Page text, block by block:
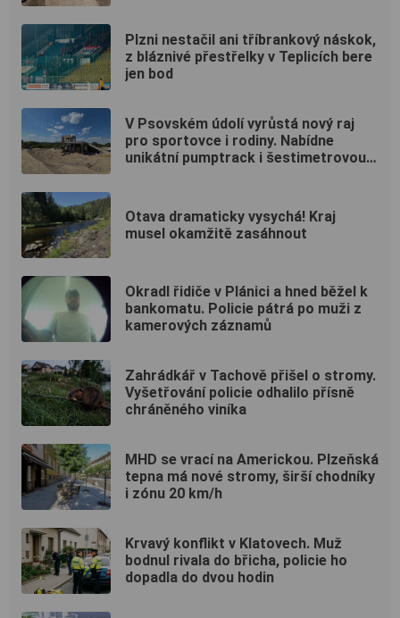
Plzni nestačil ani tříbrankový náskok,
z bláznivé přestřelky v Teplicích bere
jen bod
V Psovském údolí vyrůstá nový raj
pro sportovce i rodiny. Nabídne
unikátní pumptrack i šestimetrovou
Otava dramaticky vysychá! Kraj
musel okamžitě zasáhnout
Okradl řidiče v Plánici a hned běžel k
bankomatu. Policie pátrá po muži z
kamerových záznamů
Zahrádkář v Tachově přišel o stromy.
Vyšetřování policie odhalilo přísně
chráněného viníka
MHD se vrací na Americkou. Plzeňská
tepna má nové stromy, širší chodníky
i zónu 20 km/h
Krvavý konflikt v Klatovech. Muž
bodnul rivala do břicha, policie ho
dopadla do dvou hodin